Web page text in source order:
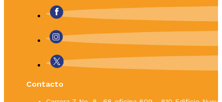
Contacto